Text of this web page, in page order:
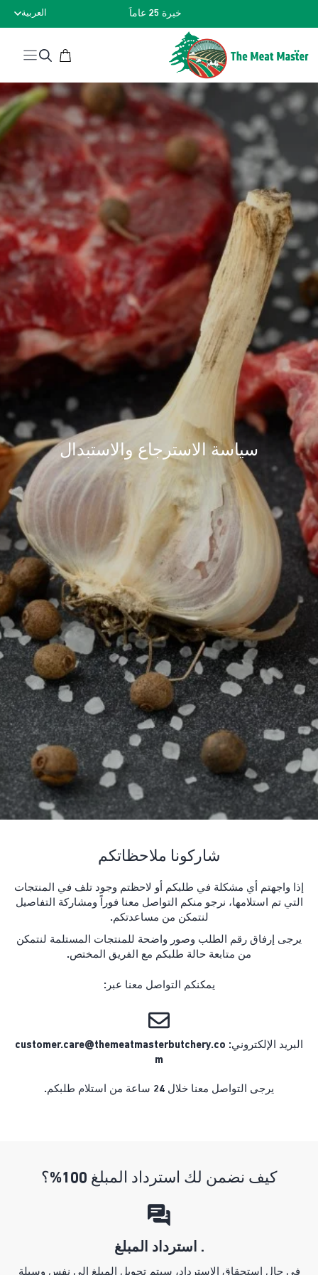
خبرة 25 عاماً العربية
سياسة الاسترجاع والاستبدال
شاركونا ملاحظاتكم
إذا واجهتم أي مشكلة في طلبكم أو لاحظتم وجود تلف في المنتجات
التي تم استلامها، نرجو منكم التواصل معنا فوراً ومشاركة التفاصيل
لنتمكن من مساعدتكم.
يرجى إرفاق رقم الطلب وصور واضحة للمنتجات المستلمة لنتمكن
من متابعة حالة طلبكم مع الفريق المختص.
يمكنكم التواصل معنا عبر:
البريد الإلكتروني: customer.care@themeatmasterbutchery.co
m
يرجى التواصل معنا خلال 24 ساعة من استلام طلبكم.
كيف نضمن لك استرداد المبلغ 100%؟
. استرداد المبلغ
في حال استحقاق الاسترداد، سيتم تحويل المبلغ إلى نفس وسيلة